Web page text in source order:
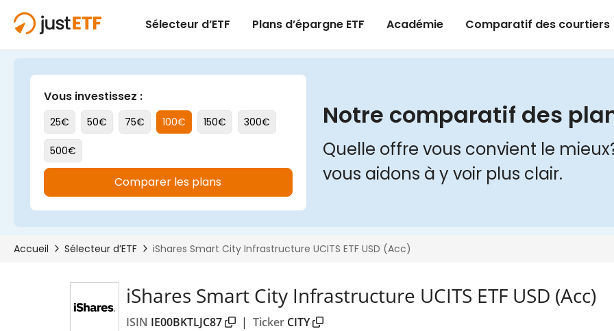
iShares Smart City Infrastructure UCITS ETF USD (Acc)
ISIN IE00BKTLJC87 | Ticker CITY